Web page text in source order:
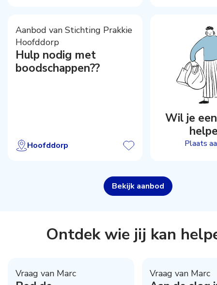
Amsterdam
Aanbod van Stichting Prakkie
Hoofddorp
Hulp nodig met
boodschappen??
Hoofddorp
Wil je
Plaats
Bekijk aanbod
Ontdek wie jij kan
Vraag van Marc Vraag van Marc